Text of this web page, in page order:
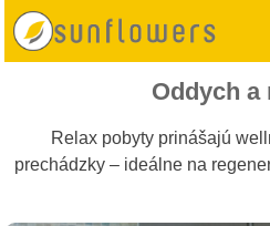
Oddych a
Relax pobyty prinášajú
prechádzky – ideálne na